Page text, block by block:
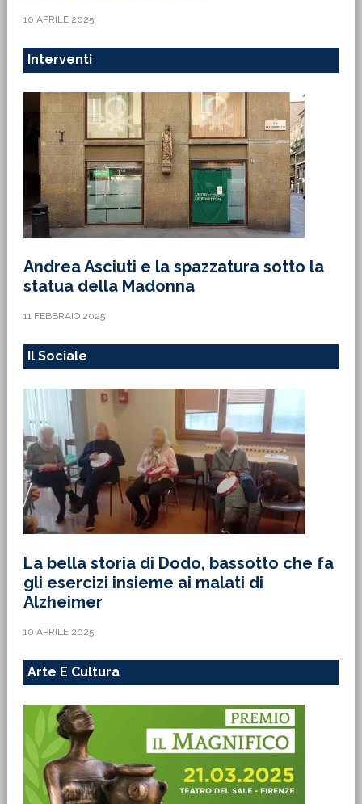
10 APRILE 2025
Interventi
Andrea Asciuti e la spazzatura sotto la
statua della Madonna
11 FEBBRAIO 2025
Il Sociale
La bella storia di Dodo, bassotto che fa
gli esercizi insieme ai malati di
Alzheimer
10 APRILE 2025
Arte E Cultura